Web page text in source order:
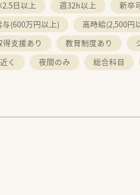
日以上 週32h以上 新卒
与(600万円以上) 高時給(2,500円
支援あり 教育制度あり
く 夜間のみ 総合科目